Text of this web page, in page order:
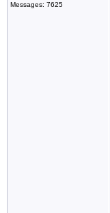
Messages: 7625